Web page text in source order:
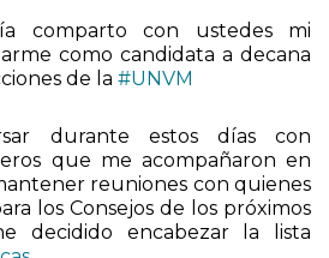
comparto con ustedes mi
como candidata a decana
de la #UNVM
durante estos días con
que me acompañaron en
reuniones con quienes
los Consejos de los próximos
decidido encabezar la lista